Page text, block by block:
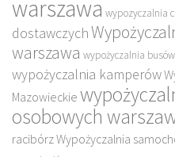
warszawa wypozyczalnia
dostawczych
warszawa wypożyczalnia
wypożyczalnia kamperów
Mazowieckie
osobowych
racibórzWypożyczalnia